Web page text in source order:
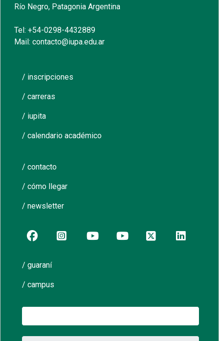
Río Negro, Patagonia Argentina
Tel: +54-0298-4432889
Mail: contacto@iupa.edu.ar
/ inscripciones
/ carreras
/ iupita
/ calendario académico
/ contacto
/ cómo llegar
/ newsletter
/ guaraní
/ campus
Buscar: